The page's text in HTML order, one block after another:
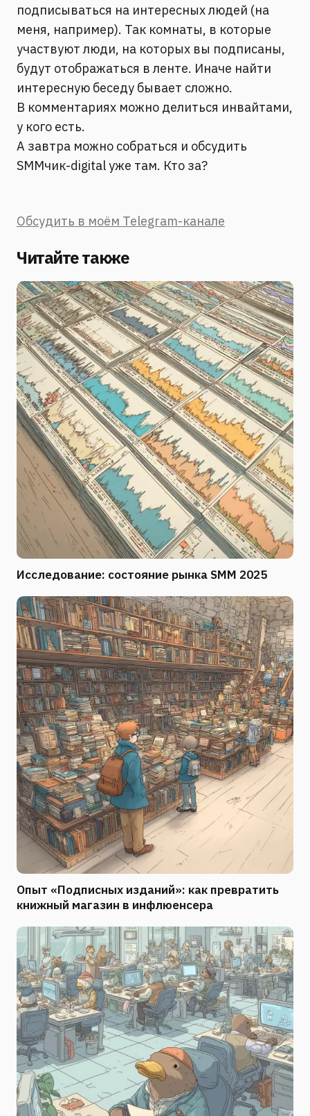
подписываться на интересных людей (на
меня, например). Так комнаты, в которые
участвуют люди, на которых вы подписаны,
будут отображаться в ленте. Иначе найти
интересную беседу бывает сложно.
В комментариях можно делиться инвайтами,
у кого есть.
А завтра можно собраться и обсудить
SMMчик-digital уже там. Кто за?
Обсудить в моём Telegram-канале
Читайте также
Исследование: состояние рынка SMM 2025
Опыт «Подписных изданий»: как превратить
книжный магазин в инфлюенсера